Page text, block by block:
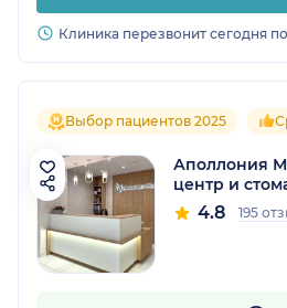
Клиника перезвонит сегодня
Выбор пациентов 2025
Аполлония
центр и
4.8 195